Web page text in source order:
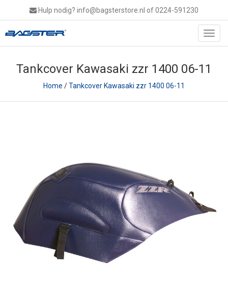
Hulp nodig? info@bagsterstore.nl of 0224-591230
Tankcover Kawasaki zzr 1400 06-11
Home /Tankcover Kawasaki zzr 1400 06-11